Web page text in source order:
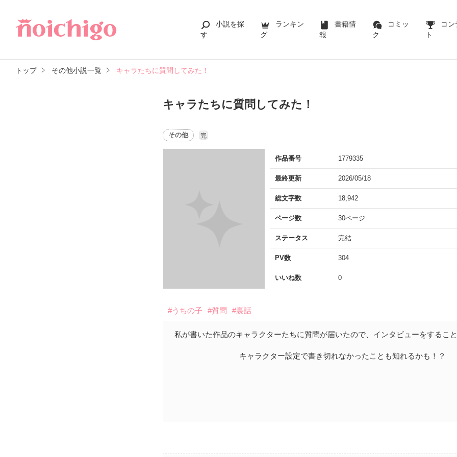
小説を探
す
ランキン
グ
書籍情
報
コミッ
ク
コン
ト
トップ その他小説一覧 キャラたちに質問してみた！
キャラたちに質問してみた！
その他 完
作品番号 1779335
最終更新 2026/05/18
総文字数 18,942
ページ数 30ページ
ステータス 完結
PV数 304
いいね数 0
#うちの子 #質問 #裏話
私が書いた作品のキャラクターたちに質問が届いたので、インタビューをするこ
キャラクター設定で書き切れなかったことも知れるかも！？